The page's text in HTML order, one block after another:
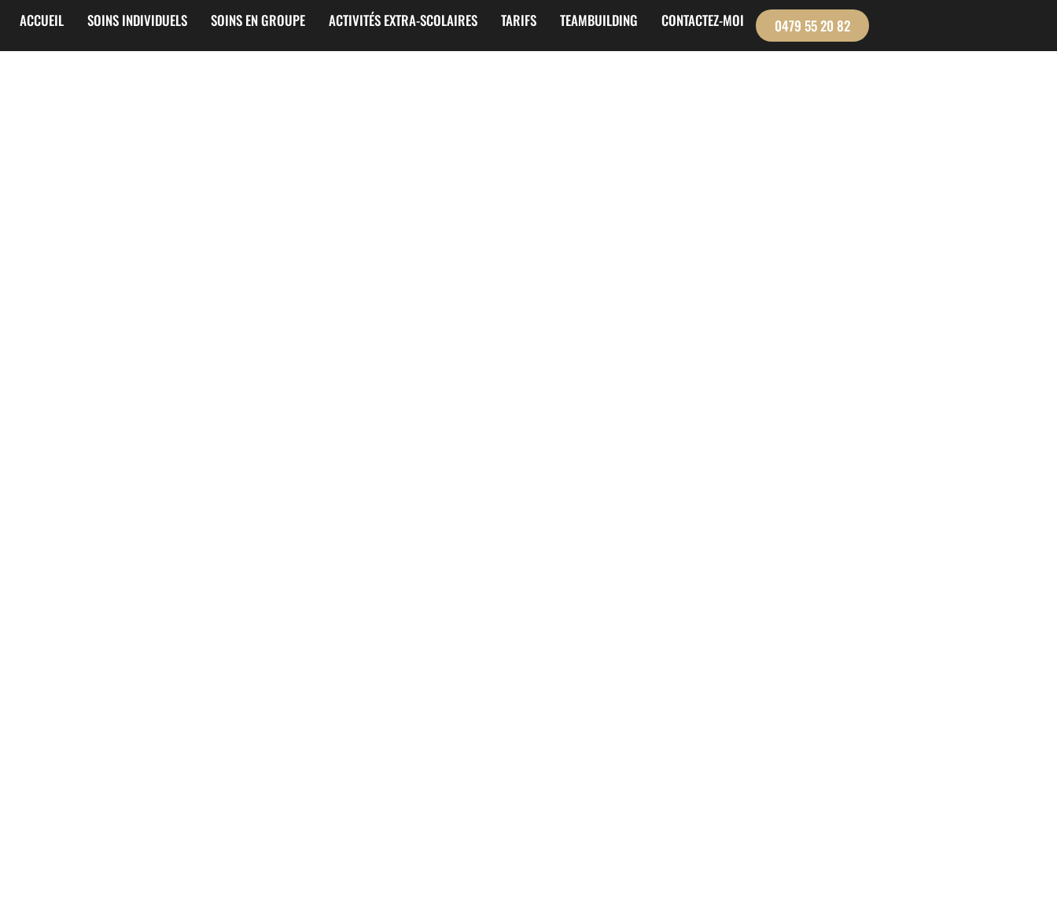
ACCUEIL SOINS INDIVIDUELS SOINS EN GROUPE ACTIVITÉS EXTRA-SCOLAIRES TARIFS TEAMBUILDING CONTACTEZ-MOI 0479 55 20 82